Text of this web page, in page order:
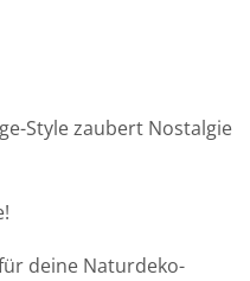
Style zaubert Nostalgie
deine Naturdeko-